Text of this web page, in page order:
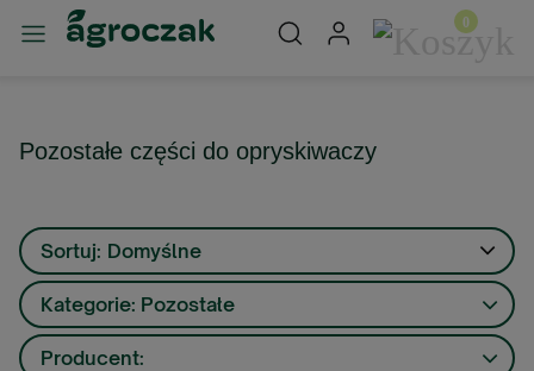
Pozostałe części do opryskiwaczy
Sortuj: Domyślne
Kategorie: Pozostałe
Producent: